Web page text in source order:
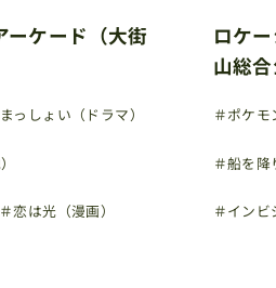
ケード（大街
っしょい（ドラマ）
＃恋は光（漫画）
ロケ
山総合
＃ポケモ
＃船を降
＃インビ